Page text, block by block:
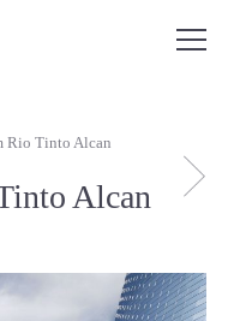
Rio Tinto Alcan
Alcan